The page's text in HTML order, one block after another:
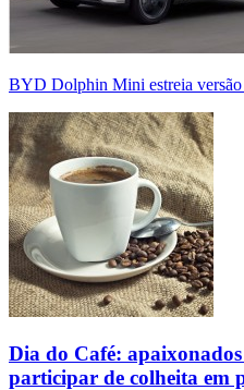
BYD Dolphin Mini estreia versão
Dia do Café:
participar de colheita em